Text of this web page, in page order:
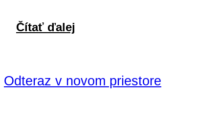
Čítať ďalej
Odteraz v novom priestore